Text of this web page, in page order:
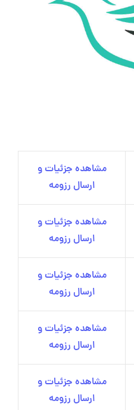
مشاهده جزئیات و
ارسال رزومه
مشاهده جزئیات و
ارسال رزومه
مشاهده جزئیات و
ارسال رزومه
مشاهده جزئیات و
ارسال رزومه
مشاهده جزئیات و
ارسال رزومه